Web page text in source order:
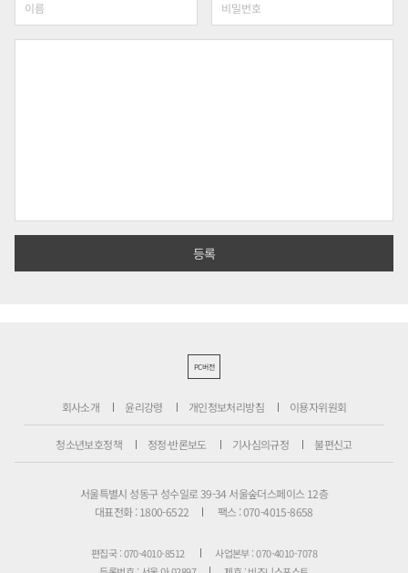
PC버전
회사소개 윤리강령 개인정보처리방침 이용자위원회
청소년보호정책 정정·반론보도 기사심의규정 불편신고
서울특별시 성동구 성수일로 39-34 서울숲더스페이스 12층
대표전화 : 1800-6522
팩스 : 070-4015-8658
편집국 : 070-4010-8512
사업본부 : 070-4010-7078